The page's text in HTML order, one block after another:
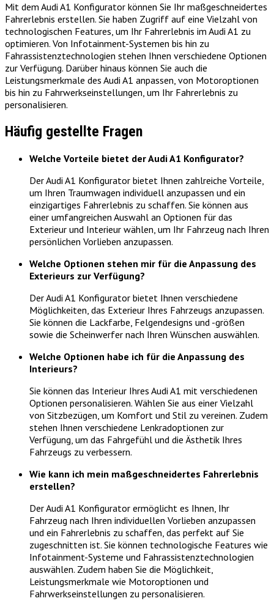
Mit dem Audi A1 Konfigurator können Sie Ihr maßgeschneidertes
Fahrerlebnis erstellen. Sie haben Zugriff auf eine Vielzahl von
technologischen Features, um Ihr Fahrerlebnis im Audi A1 zu
optimieren. Von Infotainment-Systemen bis hin zu
Fahrassistenztechnologien stehen Ihnen verschiedene Optionen
zur Verfügung. Darüber hinaus können Sie auch die
Leistungsmerkmale des Audi A1 anpassen, von Motoroptionen
bis hin zu Fahrwerkseinstellungen, um Ihr Fahrerlebnis zu
personalisieren.
Häufig gestellte Fragen
Welche Vorteile bietet der Audi A1 Konfigurator?
Der Audi A1 Konfigurator bietet Ihnen zahlreiche Vorteile,
um Ihren Traumwagen individuell anzupassen und ein
einzigartiges Fahrerlebnis zu schaffen. Sie können aus
einer umfangreichen Auswahl an Optionen für das
Exterieur und Interieur wählen, um Ihr Fahrzeug nach Ihren
persönlichen Vorlieben anzupassen.
Welche Optionen stehen mir für die Anpassung des
Exterieurs zur Verfügung?
Der Audi A1 Konfigurator bietet Ihnen verschiedene
Möglichkeiten, das Exterieur Ihres Fahrzeugs anzupassen.
Sie können die Lackfarbe, Felgendesigns und -größen
sowie die Scheinwerfer nach Ihren Wünschen auswählen.
Welche Optionen habe ich für die Anpassung des
Interieurs?
Sie können das Interieur Ihres Audi A1 mit verschiedenen
Optionen personalisieren. Wählen Sie aus einer Vielzahl
von Sitzbezügen, um Komfort und Stil zu vereinen. Zudem
stehen Ihnen verschiedene Lenkradoptionen zur
Verfügung, um das Fahrgefühl und die Ästhetik Ihres
Fahrzeugs zu verbessern.
Wie kann ich mein maßgeschneidertes Fahrerlebnis
erstellen?
Der Audi A1 Konfigurator ermöglicht es Ihnen, Ihr
Fahrzeug nach Ihren individuellen Vorlieben anzupassen
und ein Fahrerlebnis zu schaffen, das perfekt auf Sie
zugeschnitten ist. Sie können technologische Features wie
Infotainment-Systeme und Fahrassistenztechnologien
auswählen. Zudem haben Sie die Möglichkeit,
Leistungsmerkmale wie Motoroptionen und
Fahrwerkseinstellungen zu personalisieren.